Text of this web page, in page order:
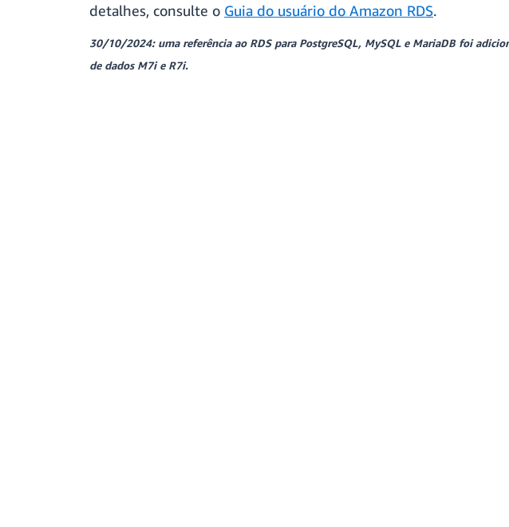
detalhes, consulte o Guia do usuário do Amazon RDS.
30/10/2024: uma referência ao RDS para PostgreSQL, MySQL e MariaDB foi
de dados M7i e R7i.